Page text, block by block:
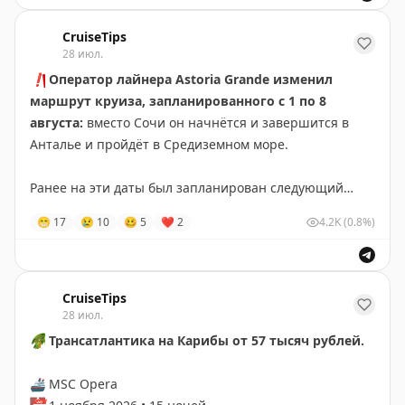
🛂Нужен шенген(мульти или двукратный).
Подробности и бронирование
CruiseTips
28 июл.
❗️ Оператор лайнера Astoria Grande изменил
маршрут круиза, запланированного с 1 по 8
августа: вместо Сочи он начнётся и завершится в
Анталье и пройдёт в Средиземном море.
Ранее на эти даты был запланирован следующий
Трабзон — Сочи.
Новый маршрутвыглядит так: Анталья — о.
Бозджаада — Стамбул — Афон (вдоль берега) —
Бодрум — Мармарис — Анталья.
😁 17 😢 10 🥴 5 ❤ 2 4.2K(0.8%)
CruiseTips
28 июл.
🌴 Трансатлантика на Карибы от 57 тысяч рублей.
🚢 MSC Opera